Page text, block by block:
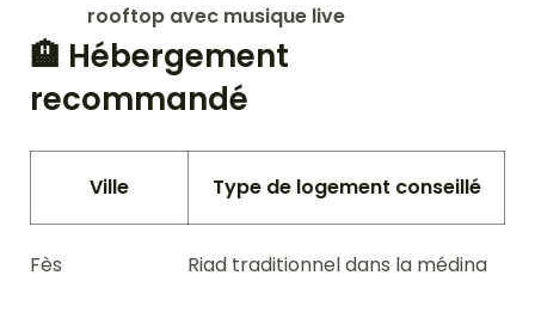
rooftop avec musique live
🏨 Hébergement
recommandé
Ville Type de logement conseillé
Fès Riad traditionnel dans la médina